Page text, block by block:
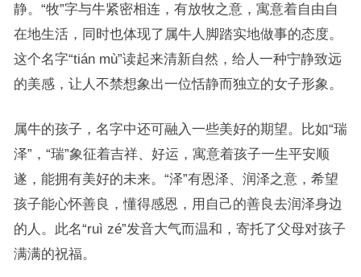
静。“牧”字与牛紧密相连，有放牧之意，寓意着自由自
在地生活，同时也体现了属牛人脚踏实地做事的态度。
这个名字“tián mù”读起来清新自然，给人一种宁静致远
的美感，让人不禁想象出一位恬静而独立的女子形象。
属牛的孩子，名字中还可融入一些美好的期望。比如“瑞
泽”，“瑞”象征着吉祥、好运，寓意着孩子一生平安顺
遂，能拥有美好的未来。“泽”有恩泽、润泽之意，希望
孩子能心怀善良，懂得感恩，用自己的善良去润泽身边
的人。此名“ruì zé”发音大气而温和，寄托了父母对孩子
满满的祝福。